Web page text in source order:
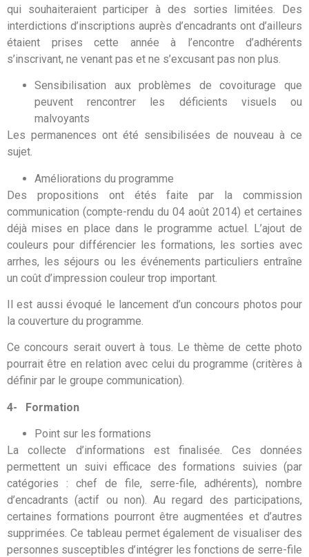
qui souhaiteraient participer à des sorties limitées. Des
interdictions d’inscriptions auprès d’encadrants ont d’ailleurs
étaient prises cette année à l’encontre d’adhérents
s’inscrivant, ne venant pas et ne s’excusant pas non plus.
Sensibilisation aux problèmes de covoiturage que
peuvent rencontrer les déficients visuels ou
malvoyants
Les permanences ont été sensibilisées de nouveau à ce
sujet.
Améliorations du programme
Des propositions ont étés faite par la commission
communication (compte-rendu du 04 août 2014) et certaines
déjà mises en place dans le programme actuel. L’ajout de
couleurs pour différencier les formations, les sorties avec
arrhes, les séjours ou les événements particuliers entraîne
un coût d’impression couleur trop important.
Il est aussi évoqué le lancement d’un concours photos pour
la couverture du programme.
Ce concours serait ouvert à tous. Le thème de cette photo
pourrait être en relation avec celui du programme (critères à
définir par le groupe communication).
4- Formation
Point sur les formations
La collecte d’informations est finalisée. Ces données
permettent un suivi efficace des formations suivies (par
catégories : chef de file, serre-file, adhérents), nombre
d’encadrants (actif ou non). Au regard des participations,
certaines formations pourront être augmentées et d’autres
supprimées. Ce tableau permet également de visualiser des
personnes susceptibles d’intégrer les fonctions de serre-file